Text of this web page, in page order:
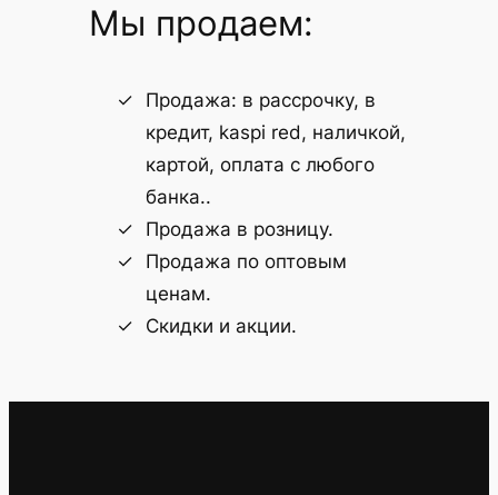
Мы продаем:
Продажа: в рассрочку, в
кредит, kaspi red, наличкой,
картой, оплата с любого
банка..
Продажа в розницу.
Продажа по оптовым
ценам.
Скидки и акции.